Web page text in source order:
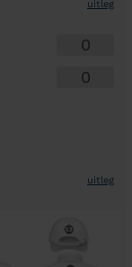
uitleg
uitleg